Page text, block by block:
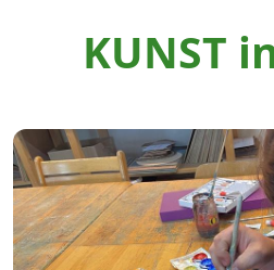
KUNST